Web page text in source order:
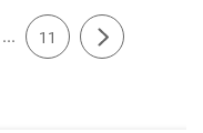
... 11